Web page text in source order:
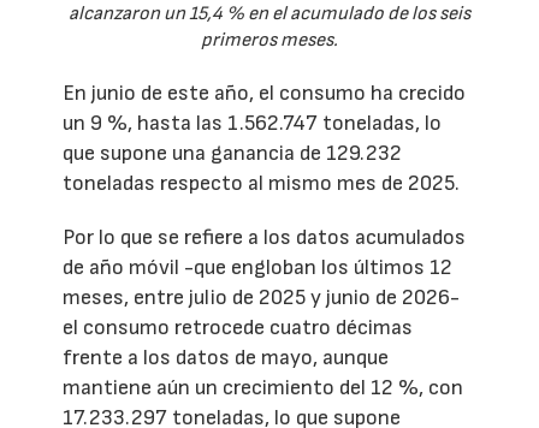
alcanzaron un 15,4 % en el acumulado de los seis
primeros meses.
En junio de este año, el consumo ha crecido
un 9 %, hasta las 1.562.747 toneladas, lo
que supone una ganancia de 129.232
toneladas respecto al mismo mes de 2025.
Por lo que se refiere a los datos acumulados
de año móvil -que engloban los últimos 12
meses, entre julio de 2025 y junio de 2026-
el consumo retrocede cuatro décimas
frente a los datos de mayo, aunque
mantiene aún un crecimiento del 12 %, con
17.233.297 toneladas, lo que supone